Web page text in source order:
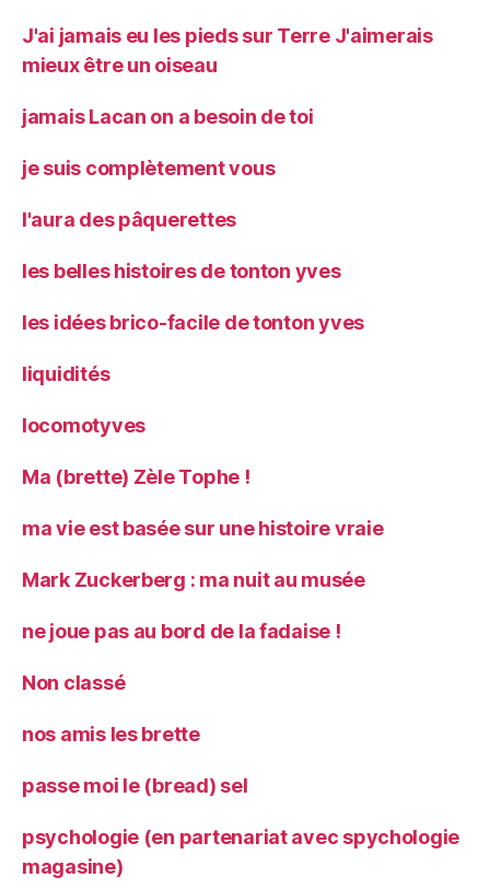
J'ai jamais eu les pieds sur Terre J'aimerais
mieux être un oiseau
jamais Lacan on a besoin de toi
je suis complètement vous
l'aura des pâquerettes
les belles histoires de tonton yves
les idées brico-facile de tonton yves
liquidités
locomotyves
Ma (brette) Zèle Tophe !
ma vie est basée sur une histoire vraie
Mark Zuckerberg : ma nuit au musée
ne joue pas au bord de la fadaise !
Non classé
nos amis les brette
passe moi le (bread) sel
psychologie (en partenariat avec spychologie
magasine)